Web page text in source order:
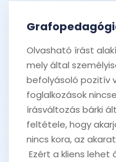
Olvasható írást
mely által
befolyásoló pozitív
foglalkozások
írásváltozás bárki
feltétele, hogy
nincs kora, az
Ezért a kliens lehet